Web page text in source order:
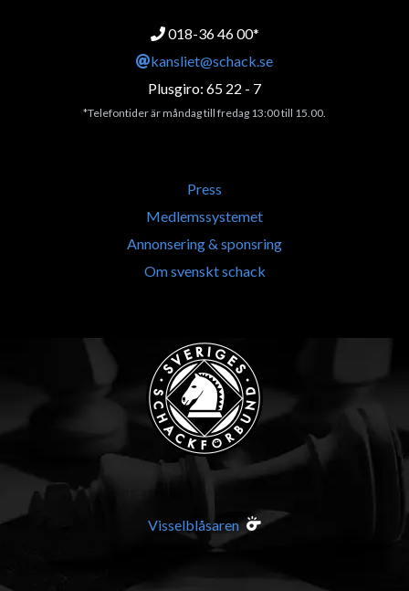
018-36 46 00*
kansliet@schack.se
Plusgiro: 65 22 - 7
*Telefontider är måndag till fredag 13:00 till 15.00.
Press
Medlemssystemet
Annonsering & sponsring
Om svenskt schack
Visselblåsaren